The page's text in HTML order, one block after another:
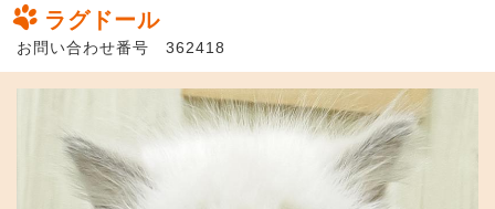
ラグドール
お問い合わせ番号 362418